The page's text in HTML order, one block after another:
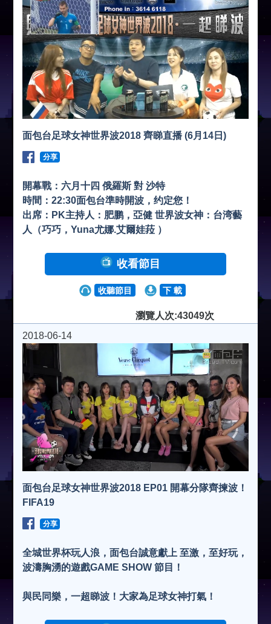
面包台足球女神世界波2018 齊睇直播 (6月14日)
分享
開幕戰：六月十四 俄羅斯 對 沙特
時間：22:30面包台準時開波，约定您！
出席：PK主持人：肥鹏，亞健 世界波女神：台湾藝
人（巧巧，Yuna尤娜.艾爾娃菈 ）
收看節目
收聽節目 下 載
瀏覽人次:43049次
2018-06-14
面包台足球女神世界波2018 EP01 開幕分隊齊揀波！
FIFA19
分享
全城世界杯玩人浪，面包台誠意獻上 至激，至好玩，
波濤胸湧的遊戲GAME SHOW 節目！
與民同樂，一超睇波！大家為足球女神打氣！